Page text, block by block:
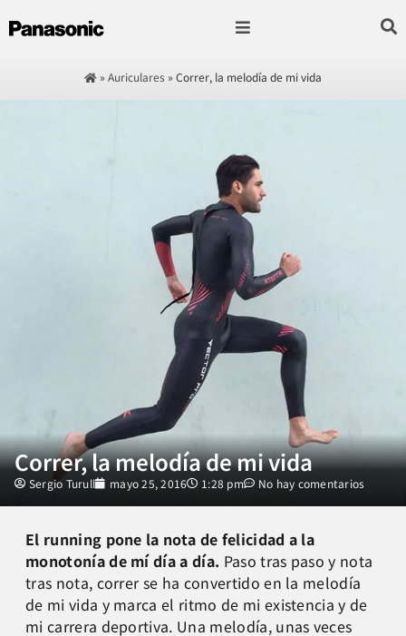
»Auriculares »Correr, la melodía de mi vida
Correr, la melodía de mi vida
Sergio Turull mayo 25, 2016 1:28 pm No hay comentarios
El running pone la nota de felicidad a la
monotonía de mí día a día. Paso tras paso y nota
tras nota, correr se ha convertido en la melodía
de mi vida y marca el ritmo de mi existencia y de
mi carrera deportiva. Una melodía, unas veces